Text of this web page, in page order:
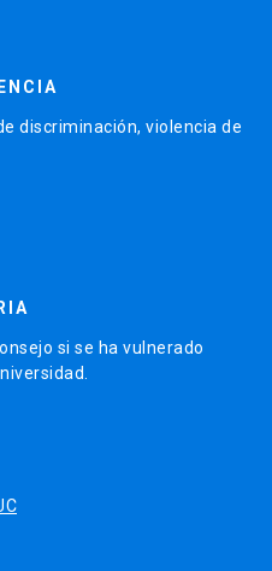
discriminación, violencia de
si se ha vulnerado